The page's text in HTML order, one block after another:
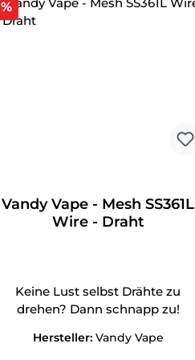
%Rabatt
Vandy Vape - Mesh SS361L
Wire - Draht
Keine Lust selbst Drähte zu
drehen? Dann schnapp zu!
Hersteller: Vandy Vape